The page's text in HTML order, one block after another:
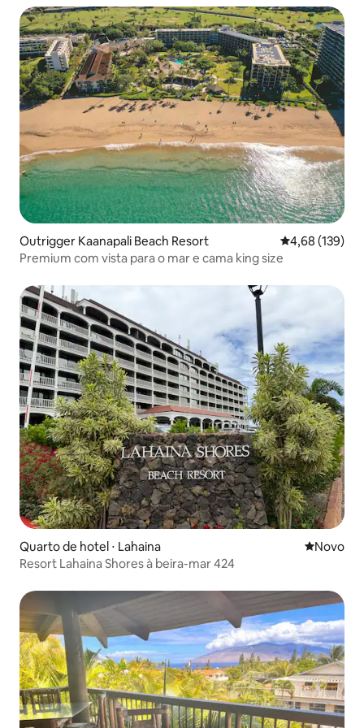
Outrigger Kaanapali Beach Resort 4,68 de uma
4,68 (139)
Premium com vista para o mar e cama king size
Quarto de hotel ⋅ Lahaina Novo
Novo
Resort Lahaina Shores à beira-mar 424